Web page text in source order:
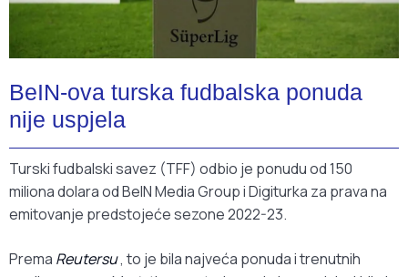
BeIN-ova turska fudbalska ponuda
nije uspjela
Turski fudbalski savez (TFF) odbio je ponudu od 150
miliona dolara od BeIN Media Group i Digiturka za prava na
emitovanje predstojeće sezone 2022-23.
Prema Reutersu, to je bila najveća ponuda i trenutnih